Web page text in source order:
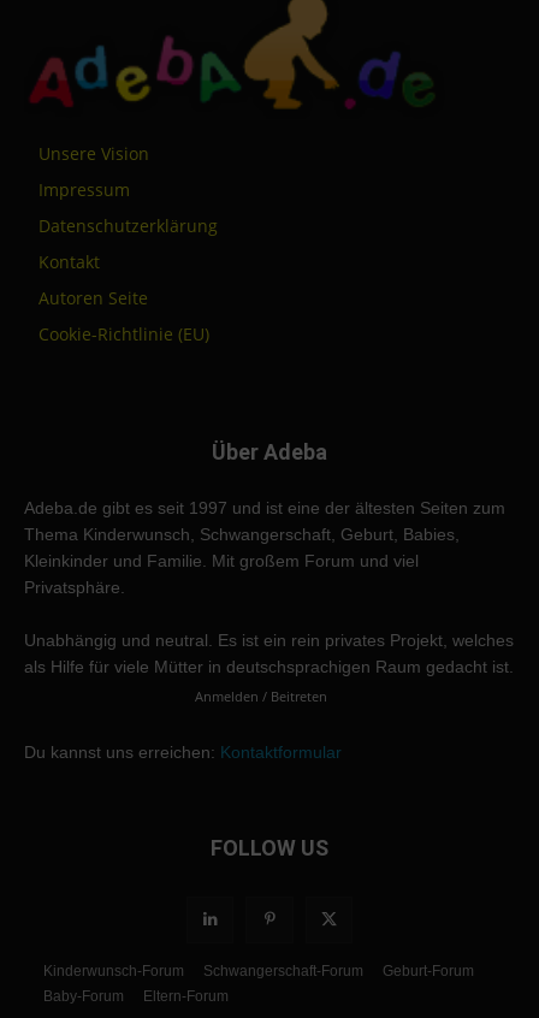
Unsere Vision
Impressum
Datenschutzerklärung
Kontakt
Autoren Seite
Cookie-Richtlinie (EU)
Über Adeba
Adeba.de gibt es seit 1997 und ist eine der ältesten Seiten zum
Thema Kinderwunsch, Schwangerschaft, Geburt, Babies,
Kleinkinder und Familie. Mit großem Forum und viel
Privatsphäre.
Unabhängig und neutral. Es ist ein rein privates Projekt, welches
als Hilfe für viele Mütter in deutschsprachigen Raum gedacht ist.
Anmelden / Beitreten
Du kannst uns erreichen: Kontaktformular
FOLLOW US
Kinderwunsch-Forum Schwangerschaft-Forum
Geburt-Forum
Baby-Forum
Eltern-Forum